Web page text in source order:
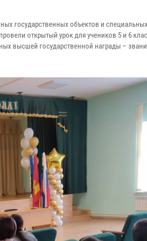
государственных объектов и
открытый урок для учеников 5 и 6
высшей государственной награды –